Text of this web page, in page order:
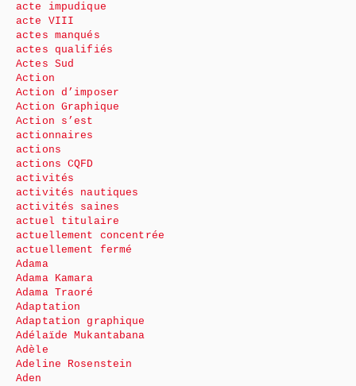
acte impudique
acte VIII
actes manqués
actes qualifiés
Actes Sud
Action
Action d’imposer
Action Graphique
Action s’est
actionnaires
actions
actions CQFD
activités
activités nautiques
activités saines
actuel titulaire
actuellement concentrée
actuellement fermé
Adama
Adama Kamara
Adama Traoré
Adaptation
Adaptation graphique
Adélaïde Mukantabana
Adèle
Adeline Rosenstein
Aden